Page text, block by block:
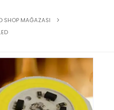
SHOP MAĞAZASI